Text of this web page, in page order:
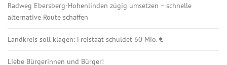
Radweg Ebersberg-Hohenlinden zügig umsetzen – schnelle
alternative Route schaffen
Landkreis soll klagen: Freistaat schuldet 60 Mio. €
Liebe Bürgerinnen und Bürger!